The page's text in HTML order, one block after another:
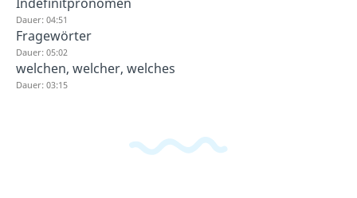
Dauer: 04:51
Fragewörter
Dauer: 05:02
welchen, welcher, welches
Dauer: 03:15